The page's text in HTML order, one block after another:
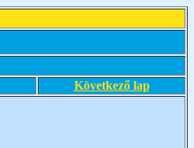
Következő lap